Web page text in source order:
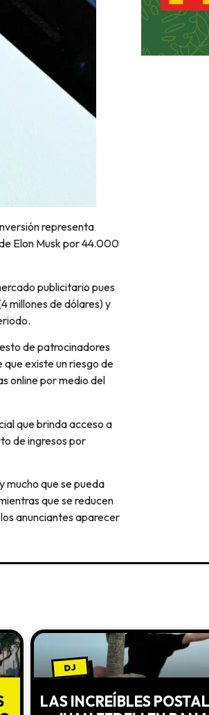
representa
Elon Musk por 44.000
publicitario pues
millones de dólares) y
de patrocinadores
existe un riesgo de
online por medio del
que brinda acceso a
de ingresos por
mucho que se pueda
que se reducen
anunciantes aparecer
DJ
LAS INCREÍBLES